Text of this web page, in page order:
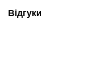
Відгуки